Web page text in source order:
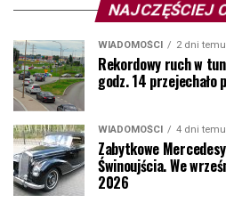
NAJCZĘŚCIEJ
WIADOMOŚCI 2 dni temu
Rekordowy ruch w
godz. 14 przejechało
WIADOMOŚCI 4 dni temu
Zabytkowe
Świnoujścia. We
2026